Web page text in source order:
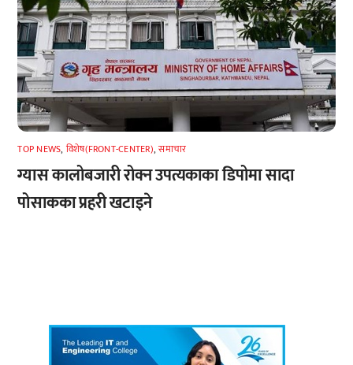
TOP NEWS, विशेष(FRONT-CENTER),समाचार
ग्यास कालोबजारी रोक्न उपत्यकाका डिपोमा सादा
पोसाकका प्रहरी खटाइने